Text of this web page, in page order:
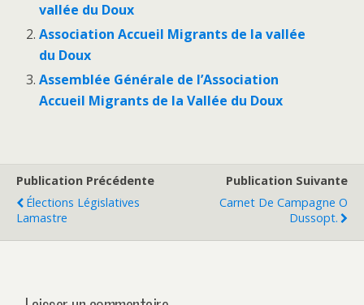
vallée du Doux
Association Accueil Migrants de la vallée
du Doux
Assemblée Générale de l’Association
Accueil Migrants de la Vallée du Doux
Publication Précédente
Élections Législatives
Lamastre
Publication Suivante
Carnet De Campagne O
Dussopt.